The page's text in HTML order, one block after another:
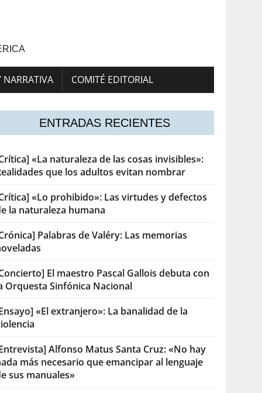
NARRATIVA COMITÉ EDITORIAL
ENTRADAS RECIENTES
«La naturaleza de las cosas invisibles»:
que los adultos evitan nombrar
«Lo prohibido»: Las virtudes y defectos
la naturaleza humana
Palabras de Valéry: Las memorias
El maestro Pascal Gallois debuta con
Orquesta Sinfónica Nacional
«El extranjero»: La banalidad de la
Alfonso Matus Santa Cruz: «No hay
más necesario que emancipar al lenguaje
sus manuales»